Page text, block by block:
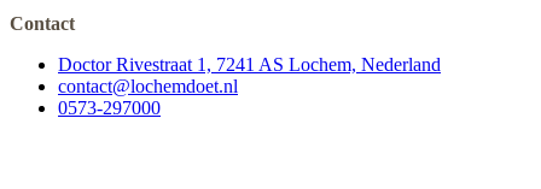
Contact
Doctor Rivestraat 1, 7241 AS Lochem, Nederland
contact@lochemdoet.nl
0573-297000